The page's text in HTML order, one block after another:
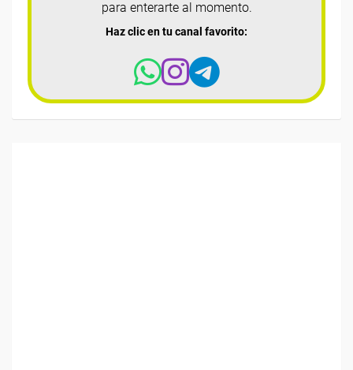
para enterarte al momento.
Haz clic en tu canal favorito: